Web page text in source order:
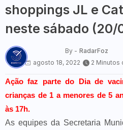
shoppings JL e
neste sábado (20/
By - RadarFoz
agosto 18, 2022
2 Minutos
Ação faz parte do Dia de
crianças de 1 a menores de 5
às 17h.
As equipes da Secretaria